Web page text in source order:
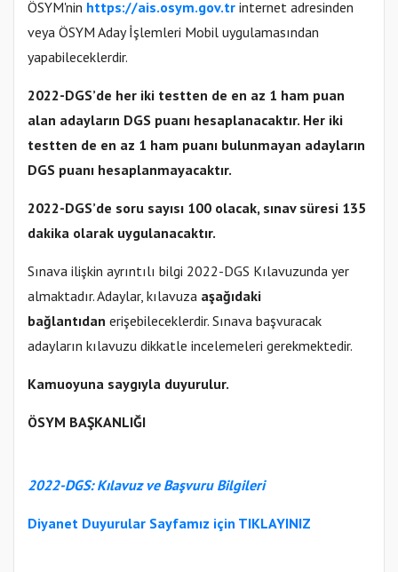
ÖSYM'nin https://ais.osym.gov.tr internet adresinden
veya ÖSYM Aday İşlemleri Mobil uygulamasından
yapabileceklerdir.
2022-DGS’de her iki testten de en az 1 ham puan
alan adayların DGS puanı hesaplanacaktır. Her iki
testten de en az 1 ham puanı bulunmayan adayların
DGS puanı hesaplanmayacaktır.
2022-DGS’de soru sayısı 100 olacak, sınav süresi 135
dakika olarak uygulanacaktır.
Sınava ilişkin ayrıntılı bilgi 2022-DGS Kılavuzunda yer
almaktadır. Adaylar, kılavuza aşağıdaki
bağlantıdan erişebileceklerdir. Sınava başvuracak
adayların kılavuzu dikkatle incelemeleri gerekmektedir.
Kamuoyuna saygıyla duyurulur.
ÖSYM BAŞKANLIĞI
2022-DGS: Kılavuz ve Başvuru Bilgileri
Diyanet Duyurular Sayfamız için TIKLAYINIZ